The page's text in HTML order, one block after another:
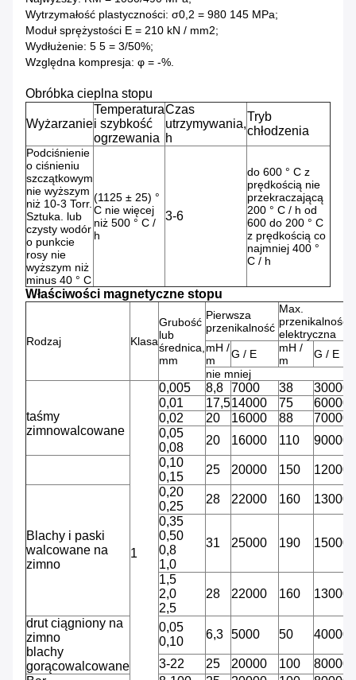
Wytrzymałość plastyczności: σ0,2 = 980 145 MPa;
Moduł sprężystości E = 210 kN / mm2;
Wydłużenie: 5 5 = 3/50%;
Względna kompresja: φ = -%.
Obróbka cieplna stopu
Wyżarzanie
Temperatura
i szybkość
ogrzewania
Czas
utrzymywania,
h
Tryb
chłodzenia
Podciśnienie
o ciśnieniu
szczątkowym
nie wyższym
niż 10-3 Torr.
Sztuka. lub
czysty wodór
o punkcie
rosy nie
wyższym niż
minus 40 ° C
(1125 ± 25) °
C nie więcej
niż 500 ° C /
h
3-6
do 600 ° C z
prędkością nie
przekraczającą
200 ° C / h od
600 do 200 ° C
z prędkością co
najmniej 400 °
C / h
Właściwości magnetyczne stopu
Rodzaj Klasa
Grubość
lub
średnica,
mm
Pierwsza
przenikalność
Max.
przenikalność
elektryczna
mH /
m
G / E
mH /
m
G / E
nie mniej
taśmy
zimnowalcowane
1
0,005 8,8 7000 38
30000
0,01
17,514000 75
60000
0,02
20 16000 88
70000
0,05
0,08
20 16000 110
90000
0,10
0,15
25 20000 150 120000
Blachy i paski
walcowane na
zimno
0,20
0,25
28 22000 160
130000
0,35
0,50
0,8
1,0
31 25000 190 150000
1,5
2,0
2,5
28 22000 160 130000
drut ciągniony na
zimno
blachy
gorącowalcowane
0,05
0,10
6,3 5000 50 40000
3-22 25 20000 100
80000